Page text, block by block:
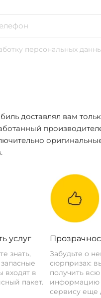
персональных
доставлял вам
услуг
знать,
входят в
пакет.
Забудьте о
сюрпризах:
получить всю
информацию
сервису еще